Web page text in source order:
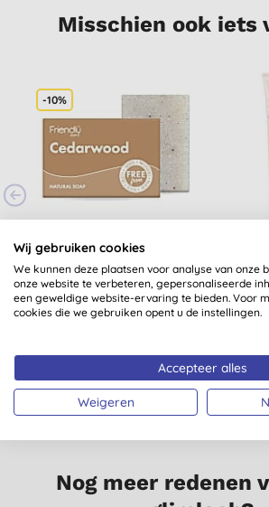
Misschien ook iets
-10%
Cederhout
€ 3,38 KOPEN €
Nog meer redenen
Wij gebruiken cookies
We kunnen deze plaatsen voor analyse van onze
onze website te verbeteren, gepersonaliseerde
een geweldige website-ervaring te bieden. Voor
cookies die we gebruiken opent u de instellingen.
Accepteer alles
Weigeren